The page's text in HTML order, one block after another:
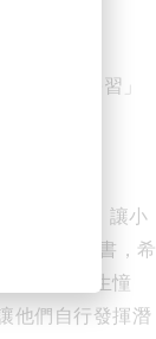
」、「學習」
學習模式，讓小
或頒發證書，希
對學習產生憧
他們自行發揮潛